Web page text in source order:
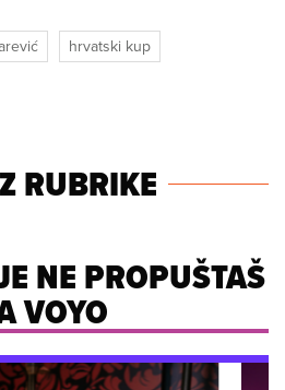
hrvatski kup
RUBRIKE
NE PROPUŠTAŠ
VOYO